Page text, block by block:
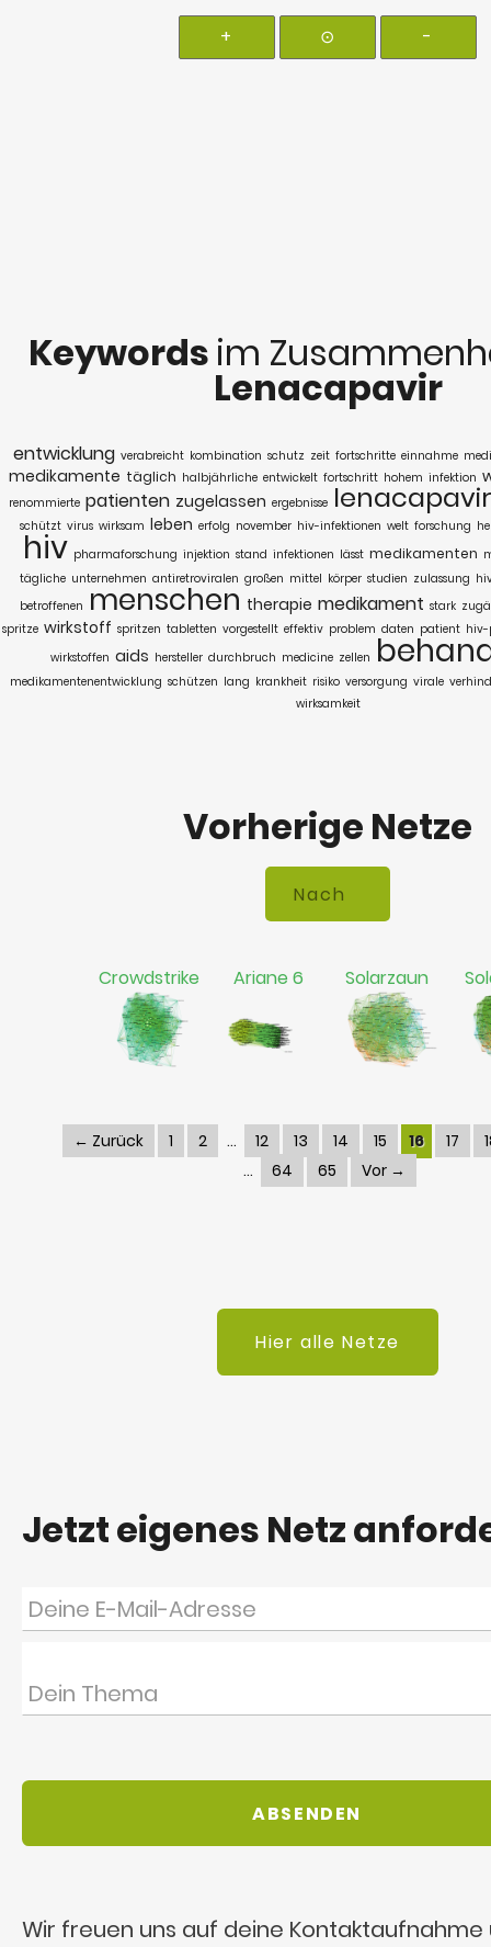
+ ⊙ -
Keywords im
Lenacapavir
entwicklung verabreicht kombination schutz zeit fortschritte einnahme
medikamente täglich halbjährliche entwickelt fortschritt hohem infektion
renommierte patienten zugelassen ergebnisse lenacapavir
schützt virus wirksam leben erfolg november hiv-infektionen welt forschung
hiv pharmaforschung injektion stand infektionen lässt medikamenten
tägliche unternehmen antiretroviralen großen mittel körper studien zulassung
betroffenen menschen therapie medikament stark
spritze wirkstoff spritzen tabletten vorgestellt effektiv problem daten patient hiv-
wirkstoffen aids hersteller durchbruch medicine zellen
medikamentenentwicklung schützen lang krankheit risiko versorgung virale
wirksamkeit
Vorherige Netze
Crowdstrike Ariane 6 Solarzaun
← Zurück 1 2 12 13 14 15 16 17
64
65 Vor →
Hier alle Netze
Jetzt eigenes Netz
Wir freuen uns auf deine Kontaktaufnahme